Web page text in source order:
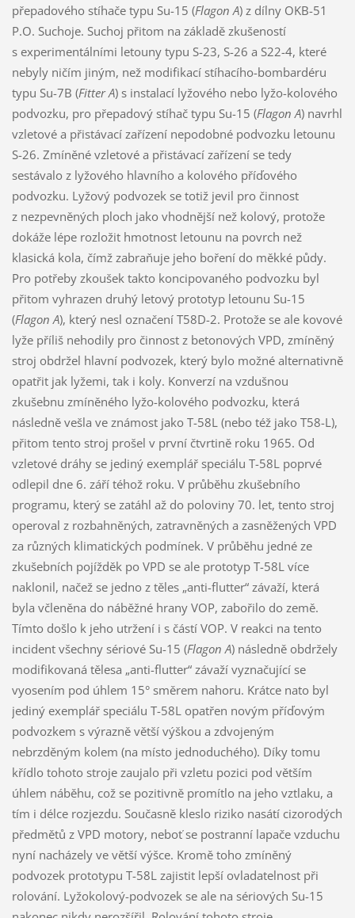
přepadového stíhače typu Su-15 (Flagon A) z dílny OKB-51
P.O. Suchoje. Suchoj přitom na základě zkušeností
s experimentálními letouny typu S-23, S-26 a S22-4, které
nebyly ničím jiným, než modifikací stíhacího-bombardéru
typu Su-7B (Fitter A) s instalací lyžového nebo lyžo-kolového
podvozku, pro přepadový stíhač typu Su-15 (Flagon A) navrhl
vzletové a přistávací zařízení nepodobné podvozku letounu
S-26. Zmíněné vzletové a přistávací zařízení se tedy
sestávalo z lyžového hlavního a kolového příďového
podvozku. Lyžový podvozek se totiž jevil pro činnost
z nezpevněných ploch jako vhodnější než kolový, protože
dokáže lépe rozložit hmotnost letounu na povrch než
klasická kola, čímž zabraňuje jeho boření do měkké půdy.
Pro potřeby zkoušek takto koncipovaného podvozku byl
přitom vyhrazen druhý letový prototyp letounu Su-15
(Flagon A), který nesl označení T58D-2. Protože se ale kovové
lyže příliš nehodily pro činnost z betonových VPD, zmíněný
stroj obdržel hlavní podvozek, který bylo možné alternativně
opatřit jak lyžemi, tak i koly. Konverzí na vzdušnou
zkušebnu zmíněného lyžo-kolového podvozku, která
následně vešla ve známost jako T-58L (nebo též jako T58-L),
přitom tento stroj prošel v první čtvrtině roku 1965. Od
vzletové dráhy se jediný exemplář speciálu T-58L poprvé
odlepil dne 6. září téhož roku. V průběhu zkušebního
programu, který se zatáhl až do poloviny 70. let, tento stroj
operoval z rozbahněných, zatravněných a zasněžených VPD
za různých klimatických podmínek. V průběhu jedné ze
zkušebních pojížděk po VPD se ale prototyp T-58L více
naklonil, načež se jedno z těles „anti-flutter“ závaží, která
byla včleněna do náběžné hrany VOP, zabořilo do země.
Tímto došlo k jeho utržení i s částí VOP. V reakci na tento
incident všechny sériové Su-15 (Flagon A) následně obdržely
modifikovaná tělesa „anti-flutter“ závaží vyznačující se
vyosením pod úhlem 15° směrem nahoru. Krátce nato byl
jediný exemplář speciálu T-58L opatřen novým příďovým
podvozkem s výrazně větší výškou a zdvojeným
nebrzděným kolem (na místo jednoduchého). Díky tomu
křídlo tohoto stroje zaujalo při vzletu pozici pod větším
úhlem náběhu, což se pozitivně promítlo na jeho vztlaku, a
tím i délce rozjezdu. Současně kleslo riziko nasátí cizorodých
předmětů z VPD motory, neboť se postranní lapače vzduchu
nyní nacházely ve větší výšce. Kromě toho zmíněný
podvozek prototypu T-58L zajistit lepší ovladatelnost při
rolování. Lyžokolový-podvozek se ale na sériových Su-15